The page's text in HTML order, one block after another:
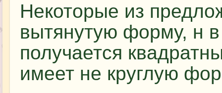
Некоторые из
вытянутую форму, н в
получается
имеет не круглую